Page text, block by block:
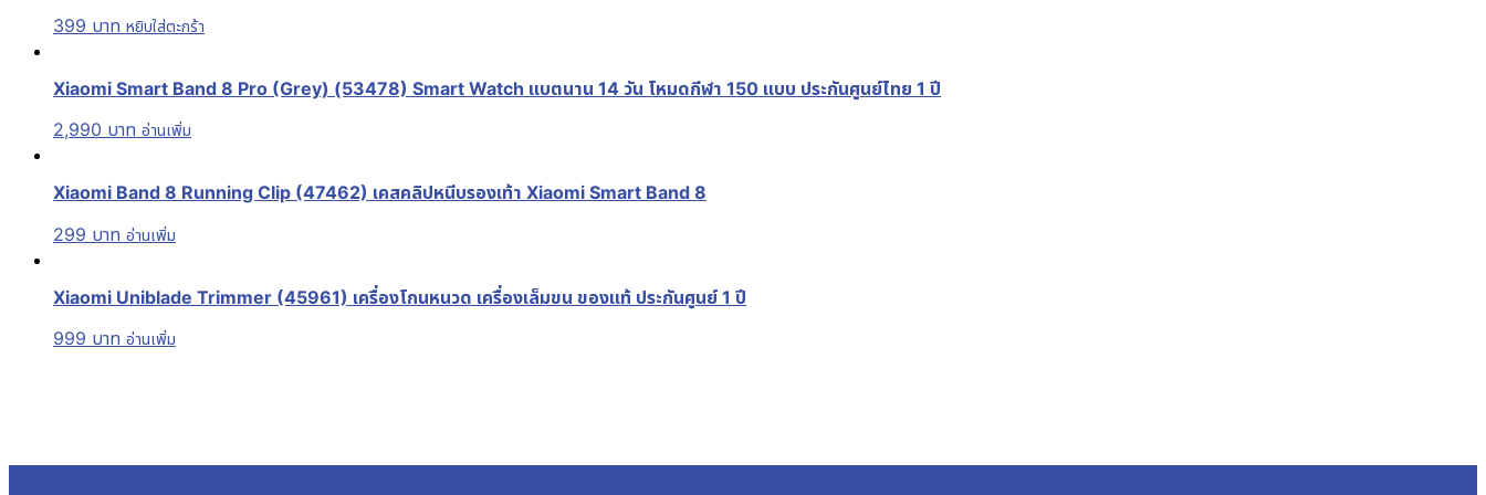
399 บาท หยิบใส่ตะกร้า
Xiaomi Smart Band 8 Pro (Grey) (53478) Smart Watch แบตนาน 14 วัน โหมดกีฬา 150 แบบ ประกันศูนย์ไทย 1 ปี
2,990 บาท อ่านเพิ่ม
Xiaomi Band 8 Running Clip (47462) เคสคลิปหนีบรองเท้า Xiaomi Smart Band 8
299 บาท อ่านเพิ่ม
Xiaomi Uniblade Trimmer (45961) เครื่องโกนหนวด เครื่องเล็มขน ของแท้ ประกันศูนย์ 1 ปี
999 บาท อ่านเพิ่ม